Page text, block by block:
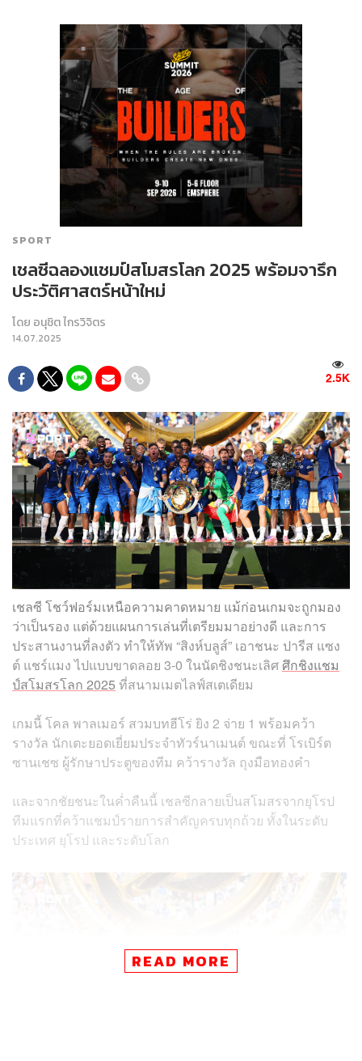
SPORT
เชลซีฉลองแชมป์สโมสรโลก 2025 พร้อมจารึก
ประวัติศาสตร์หน้าใหม่
โดย อนุชิต ไกรวิจิตร
14.07.2025
2.5K
เชลซี โชว์ฟอร์มเหนือความคาดหมาย แม้ก่อนเกมจะถูกมอง
ว่าเป็นรอง แต่ด้วยแผนการเล่นที่เตรียมมาอย่างดี และการ
ประสานงานที่ลงตัว ทำให้ทัพ “สิงห์บลูส์” เอาชนะ ปารีส แซง
ต์ แชร์แมง ไปแบบขาดลอย 3-0 ในนัดชิงชนะเลิศศึกชิงแชม
ป์สโมสรโลก 2025 ที่สนามเมตไลฟ์สเตเดียม
เกมนี้ โคล พาลเมอร์ สวมบทฮีโร่ ยิง 2 จ่าย 1 พร้อมคว้า
รางวัล นักเตะยอดเยี่ยมประจำทัวร์นาเมนต์ ขณะที่ โรเบิร์ต
ซานเชซ ผู้รักษาประตูของทีม คว้ารางวัล ถุงมือทองคำ
และจากชัยชนะในค่ำคืนนี้ เชลซีกลายเป็นสโมสรจากยุโรป
ทีมแรกที่คว้าแชมป์รายการสำคัญครบทุกถ้วย ทั้งในระดับ
ประเทศ ยุโรป และระดับโลก
READ MORE